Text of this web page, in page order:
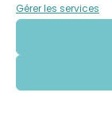
Gérer les services